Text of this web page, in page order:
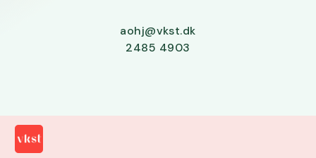
aohj@vkst.dk
2485 4903